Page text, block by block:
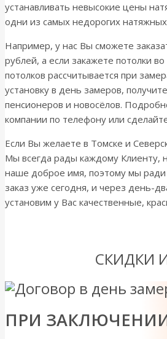
устанавливать невысокие цены
одни из самых недорогих
Например, у нас Вы сможете
рублей, а если закажете потолки
потолков рассчитывается при
установку в день замеров,
пенсионеров и новосёлов.
компании по телефону или
Если Вы желаете в Томске и
Мы всегда рады каждому Клиенту,
наше доброе имя, поэтому мы ради
заказ уже сегодня, и через день-
установим у Вас качественные,
СКИДКИ
ПРИ